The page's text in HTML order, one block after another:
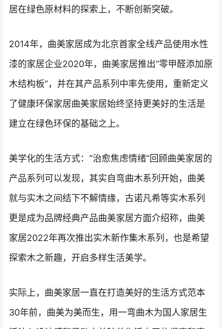
居在绿色原材料的探索上，不断创新突破。
2014年，曲美家居成为北京首家全线产品使用水性
漆的家居企业2020年，曲美家居推出“零甲醛添加原
木结构板”，并在其产品系列中率先使用，重新定义
了健康环保家居曲美家居始终坚持更美好的生活是
建立在绿色环保的基础之上。
美学化的生活方式：“治愈焦虑情绪”回顾曲美家居的
产品系列可以发现，其实自弯曲木系列开始，曲美
就与实木之间结下不解情缘，古诺凡希等实木系列
更是成为品牌经典产品曲美家居方面介绍称，曲美
家居2022年再次推出实木新作集木系列，也是希望
探索木之新趣，开启多样生活美学。
实际上，曲美家居一直在打造美好的生活方式范本
30年前，曲美为美而生，用一弯曲木为国人家居生